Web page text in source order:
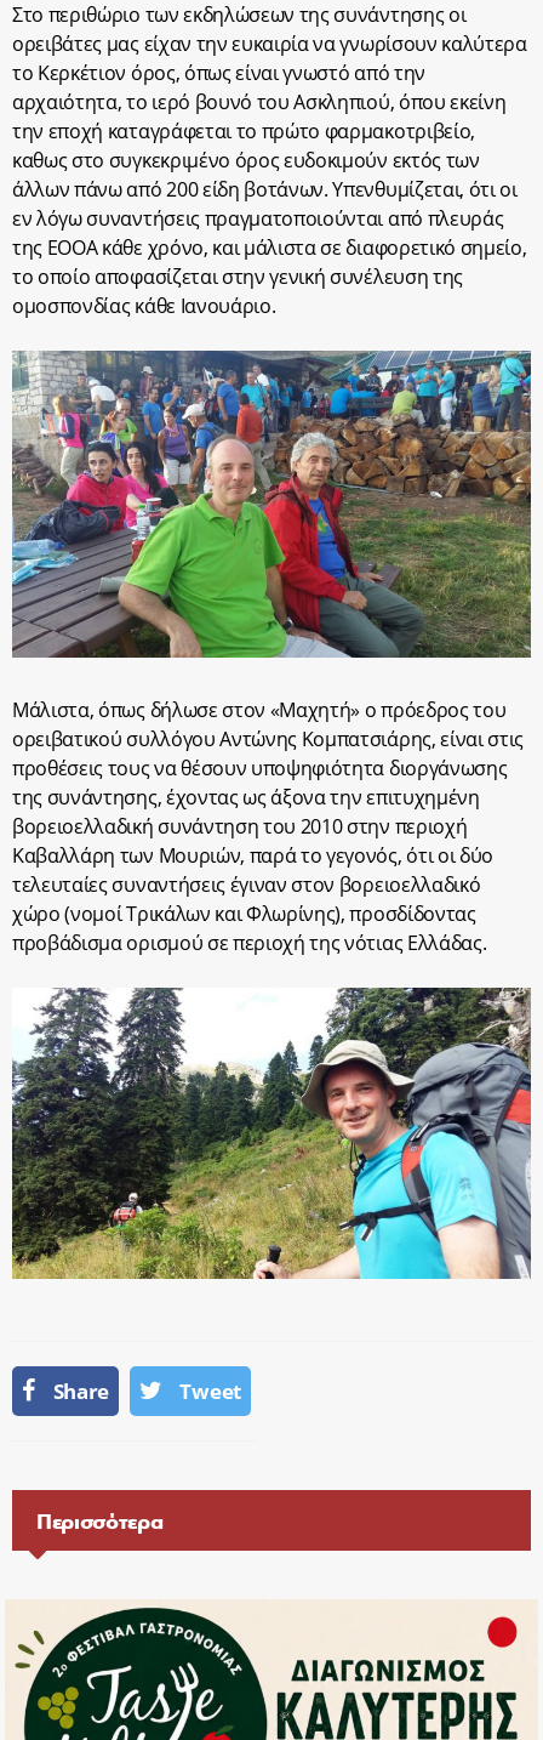
Στο περιθώριο των εκδηλώσεων της συνάντησης οι
ορειβάτες μας είχαν την ευκαιρία να γνωρίσουν καλύτερα
το Κερκέτιον όρος, όπως είναι γνωστό από την
αρχαιότητα, το ιερό βουνό του Ασκληπιού, όπου εκείνη
την εποχή καταγράφεται το πρώτο φαρμακοτριβείο,
καθως στο συγκεκριμένο όρος ευδοκιμούν εκτός των
άλλων πάνω από 200 είδη βοτάνων. Υπενθυμίζεται, ότι οι
εν λόγω συναντήσεις πραγματοποιούνται από πλευράς
της ΕΟΟΑ κάθε χρόνο, και μάλιστα σε διαφορετικό σημείο,
το οποίο αποφασίζεται στην γενική συνέλευση της
ομοσπονδίας κάθε Ιανουάριο.
Μάλιστα, όπως δήλωσε στον «Μαχητή» ο πρόεδρος του
ορειβατικού συλλόγου Αντώνης Κομπατσιάρης, είναι στις
προθέσεις τους να θέσουν υποψηφιότητα διοργάνωσης
της συνάντησης, έχοντας ως άξονα την επιτυχημένη
βορειοελλαδική συνάντηση του 2010 στην περιοχή
Καβαλλάρη των Μουριών, παρά το γεγονός, ότι οι δύο
τελευταίες συναντήσεις έγιναν στον βορειοελλαδικό
χώρο (νομοί Τρικάλων και Φλωρίνης), προσδίδοντας
προβάδισμα ορισμού σε περιοχή της νότιας Ελλάδας.
Share Tweet
Περισσότερα